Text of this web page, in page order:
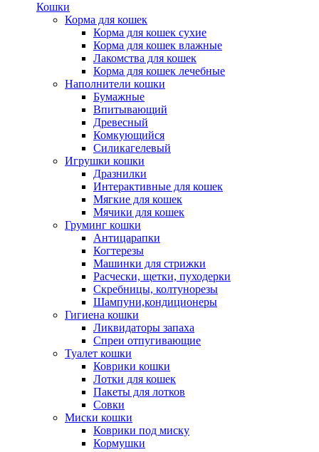
Кошки
Корма для кошек
Корма для кошек сухие
Корма для кошек влажные
Лакомства для кошек
Корма для кошек лечебные
Наполнители кошки
Бумажные
Впитывающий
Древесный
Комкующийся
Силикагелевый
Игрушки кошки
Дразнилки
Интерактивные для кошек
Мягкие для кошек
Мячики для кошек
Груминг кошки
Антицарапки
Когтерезы
Машинки для стрижки
Расчески, щетки, пуходерки
Скребницы, колтунорезы
Шампуни,кондиционеры
Гигиена кошки
Ликвидаторы запаха
Спреи отпугивающие
Туалет кошки
Коврики кошки
Лотки для кошек
Пакеты для лотков
Совки
Миски кошки
Коврики под миску
Кормушки